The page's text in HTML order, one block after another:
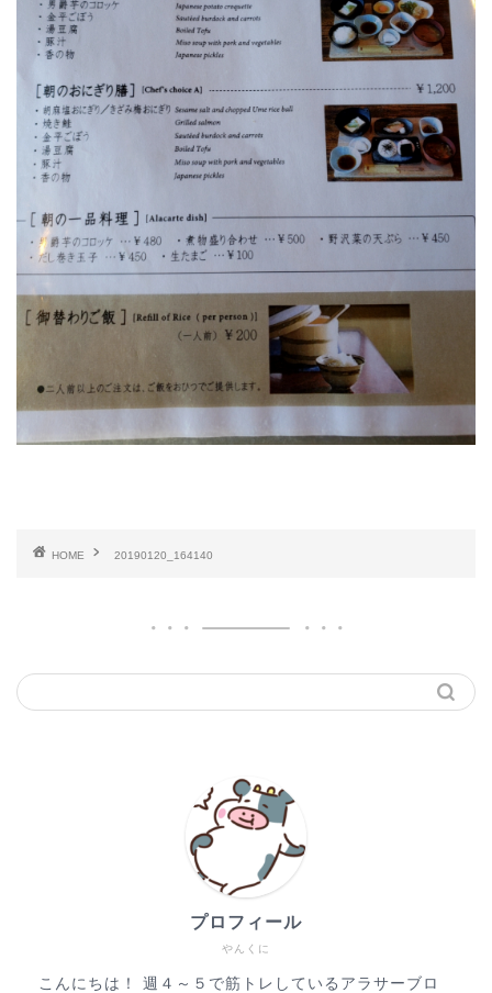
HOME 20190120_164140
やんくに
プロフィール
こんにちは！ 週４～５で筋トレしているアラサーブロ